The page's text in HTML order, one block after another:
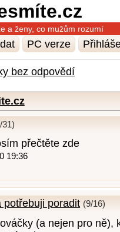
a ženy, co mužům rozumí
PC verze
bez odpovědí
31)
přečtěte zde
19:36
potřebuji poradit (9/16)
(a nejen pro ně),